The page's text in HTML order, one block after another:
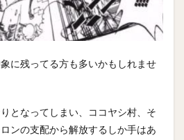
に残ってる方も多いかもしれませ
となってしまい、ココヤシ村、そ
ンの支配から解放するしか手はあ